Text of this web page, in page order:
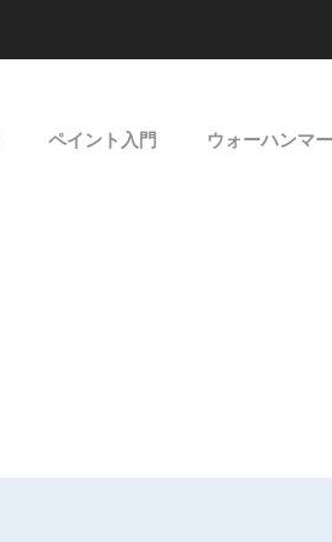
ペイント入門 ウォーハンマ